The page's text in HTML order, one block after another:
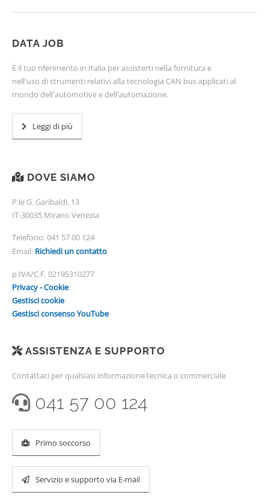
DATA JOB
È il tuo riferimento in Italia per assisterti nella fornitura e
nell'uso di strumenti relativi alla tecnologia CAN bus applicati al
mondo dell'automotive e dell'automazione.
Leggi di più
DOVE SIAMO
P.le G. Garibaldi, 13
IT-30035 Mirano Venezia
Telefono:041 57 00 124
Email: Richiedi un contatto
p.IVA/C.F. 02195310277
Privacy - Cookie
Gestisci cookie
Gestisci consenso YouTube
ASSISTENZA E SUPPORTO
Contattaci per qualsiasi informazione tecnica o commerciale
041 57 00 124
Primo soccorso
Servizio e supporto via E-mail